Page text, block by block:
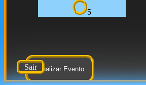
5
Atualizar Evento
Sair